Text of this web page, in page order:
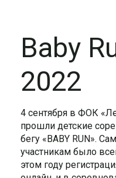
Baby
2022
4 сентября в ФОК
прошли детские
бегу «BABY RUN».
участникам было
этом году